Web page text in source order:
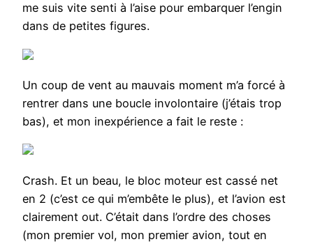
me suis vite senti à l’aise pour embarquer l’engin
dans de petites figures.
Un coup de vent au mauvais moment m’a forcé à
rentrer dans une boucle involontaire (j’étais trop
bas), et mon inexpérience a fait le reste :
Crash. Et un beau, le bloc moteur est cassé net
en 2 (c’est ce qui m’embête le plus), et l’avion est
clairement out. C’était dans l’ordre des choses
(mon premier vol, mon premier avion, tout en